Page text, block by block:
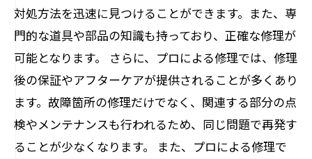
対処方法を迅速に見つけることができます。また、専
門的な道具や部品の知識も持っており、正確な修理が
可能となります。 さらに、プロによる修理では、修理
後の保証やアフターケアが提供されることが多くあり
ます。故障箇所の修理だけでなく、関連する部分の点
検やメンテナンスも行われるため、同じ問題で再発す
ることが少なくなります。 また、プロによる修理で